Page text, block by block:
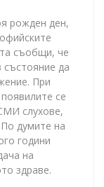
рожден ден,
съобщи, че
състояние да
При
се
слухове,
думите на
години
на
здраве.